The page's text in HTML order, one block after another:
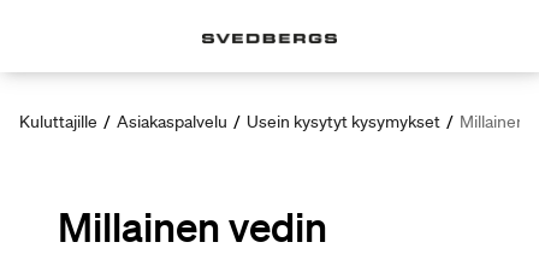
Kuluttajille / Asiakaspalvelu / Usein kysytyt kysymykset / Millainen
Millainen vedin